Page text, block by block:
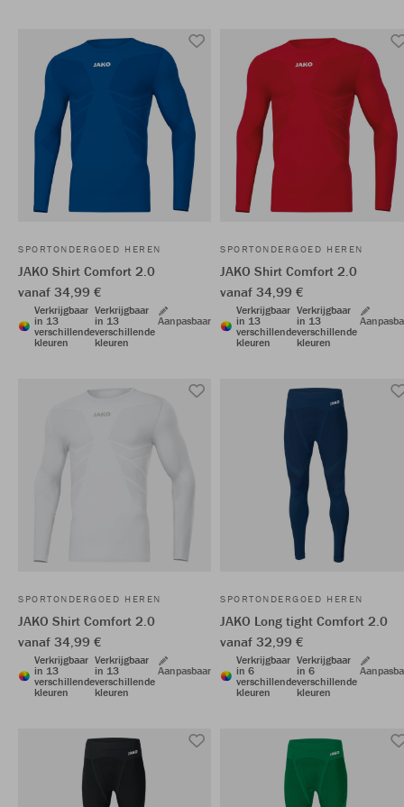
SPORTONDERGOED HEREN
JAKO Shirt Comfort 2.0
vanaf 34,99 €
Verkrijgbaar
in 13
verschillende
kleuren
Verkrijgbaar
in 13
verschillende
kleuren
Aanpasbaar
SPORTONDERGOED HEREN
JAKO Shirt Comfort 2.0
vanaf 34,99 €
Verkrijgbaar
in 13
verschillende
kleuren
Verkrijgbaar
in 13
verschillende
kleuren
SPORTONDERGOED HEREN
JAKO Shirt Comfort 2.0
vanaf 34,99 €
Verkrijgbaar
in 13
verschillende
kleuren
Verkrijgbaar
in 13
verschillende
kleuren
Aanpasbaar
SPORTONDERGOED HEREN
JAKO Long tight Comfort 2.0
vanaf 32,99 €
Verkrijgbaar
in 6
verschillende
kleuren
Verkrijgbaar
in 6
verschillende
kleuren